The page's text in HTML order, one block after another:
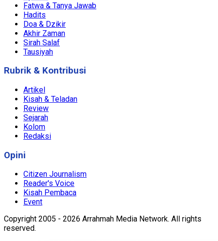
Fatwa & Tanya Jawab
Hadits
Doa & Dzikir
Akhir Zaman
Sirah Salaf
Tausiyah
Rubrik & Kontribusi
Artikel
Kisah & Teladan
Review
Sejarah
Kolom
Redaksi
Opini
Citizen Journalism
Reader's Voice
Kisah Pembaca
Event
Copyright 2005 - 2026 Arrahmah Media Network. All rights
reserved.